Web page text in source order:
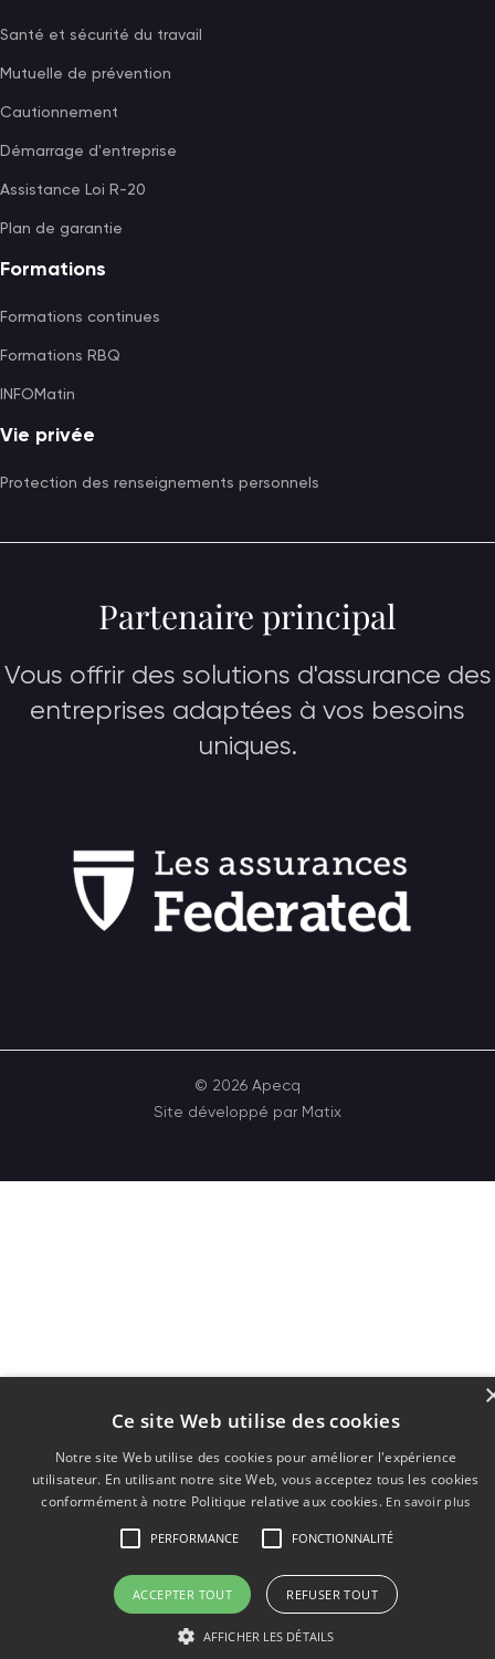
Santé et sécurité du travail
Mutuelle de prévention
Cautionnement
Démarrage d'entreprise
Assistance Loi R-20
Plan de garantie
Formations
Formations continues
Formations RBQ
INFOMatin
Vie privée
Protection des renseignements personnels
Partenaire principal
Vous offrir des solutions d'assurance des
entreprises adaptées à vos besoins
uniques.
© 2026 Apecq
Site développé par Matix
Ce site Web utilise des cookies
Notre site Web utilise des cookies pour améliorer l'expérience
utilisateur. En utilisant notre site Web, vous acceptez tous les cookies
conformément à notre Politique relative aux cookies. En savoir plus
PERFORMANCE FONCTIONNALITÉ
ACCEPTER TOUT REFUSER TOUT
AFFICHER LES DÉTAILS